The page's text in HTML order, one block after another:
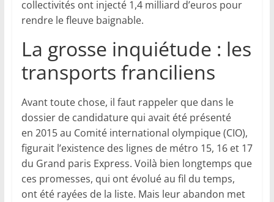
collectivités ont injecté 1,4 milliard d’euros pour
rendre le fleuve baignable.
La grosse inquiétude : les
transports franciliens
Avant toute chose, il faut rappeler que dans le
dossier de candidature qui avait été présenté
en 2015 au Comité international olympique (CIO),
figurait l’existence des lignes de métro 15, 16 et 17
du Grand paris Express. Voilà bien longtemps que
ces promesses, qui ont évolué au fil du temps,
ont été rayées de la liste. Mais leur abandon met